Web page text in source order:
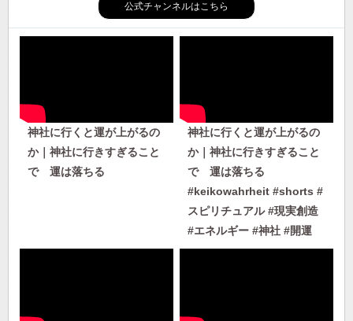
公式チャンネルはこちら
神社に行くと運が上がるの
か｜神社に行きすぎること
で 運は落ちる
神社に行くと運が上がるの
か｜神社に行きすぎること
で 運は落ちる
#keikowahrheit #shorts #
スピリチュアル #現実創造
#エネルギー #神社 #開運